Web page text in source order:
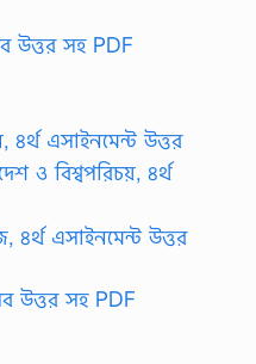
উত্তর সহ PDF
৪র্থ এসাইনমেন্ট উত্তর
ও বিশ্বপরিচয়, ৪র্থ
৪র্থ এসাইনমেন্ট উত্তর
উত্তর সহ PDF